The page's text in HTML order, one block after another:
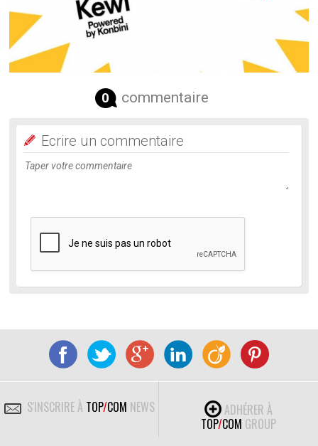
0 commentaire
Ecrire un commentaire
S'INSCRIRE À TOP/COM NEWS
ADHÉRER À
TOP/COM GROUP